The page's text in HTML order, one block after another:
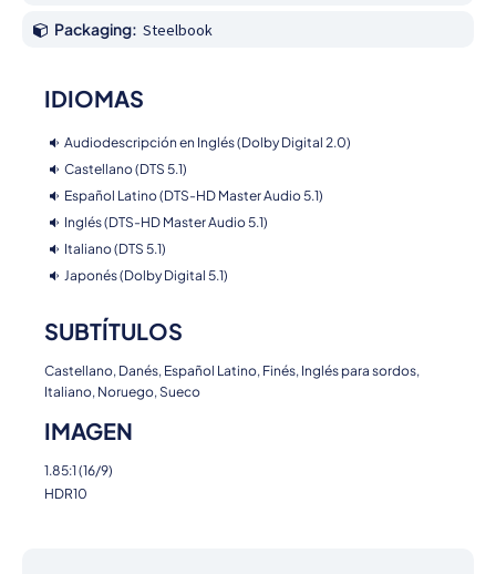
Packaging: Steelbook
IDIOMAS
Audiodescripción en Inglés (Dolby Digital 2.0)
Castellano (DTS 5.1)
Español Latino (DTS-HD Master Audio 5.1)
Inglés (DTS-HD Master Audio 5.1)
Italiano (DTS 5.1)
Japonés (Dolby Digital 5.1)
SUBTÍTULOS
Castellano, Danés, Español Latino, Finés, Inglés para sordos,
Italiano, Noruego, Sueco
IMAGEN
1.85:1 (16/9)
HDR10